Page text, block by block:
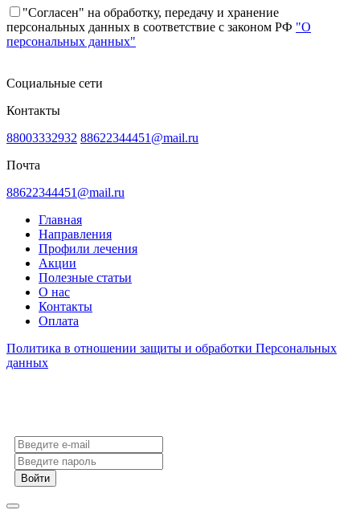
"Согласен" на обработку, передачу и хранение
персональных данных в соответствие с законом РФ "О
персональных данных"
Социальные сети
Контакты
88003332932 88622344451@mail.ru
Почта
88622344451@mail.ru
Главная
Направления
Профили лечения
Акции
Полезные статьи
О нас
Контакты
Оплата
Политика в отношении защиты и обработки Персональных
данных
Войти